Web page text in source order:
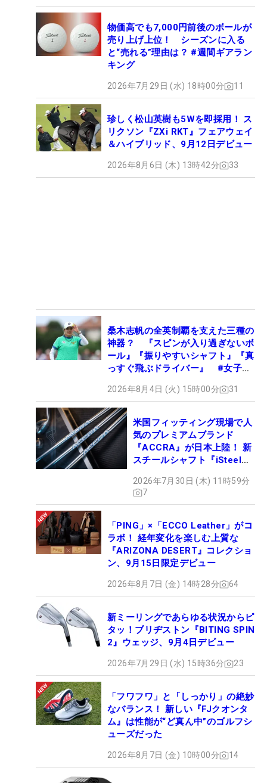
物価高でも7,000円前後のボールが
売り上げ上位！ シーズンに入る
と“売れる”理由は？ #週間ギアラン
キング
2026年7月29日 (水) 18時00分 11
珍しく松山英樹も5Wを即採用！ ス
リクソン『ZXi RKT』フェアウェイ
＆ハイブリッド、9月12日デビュー
2026年8月6日 (木) 13時42分 33
桑木志帆の全英制覇を支えた三種の
神器？ 『スピンが入り過ぎないボ
ール』『振りやすいシャフト』『真
っすぐ飛ぶドライバー』 #女子プ
2026年8月4日 (火) 15時00分 31
米国フィッティング現場で人
気のプレミアムブランド
『ACCRA』が日本上陸！ 新
スチールシャフト『iSteel
2026年7月30日 (木) 11時59分
7
「PING」×「ECCO Leather」がコ
ラボ！ 経年変化を楽しむ上質な
『ARIZONA DESERT』コレクショ
ン、9月15日限定デビュー
2026年8月7日 (金) 14時28分 64
新ミーリングであらゆる状況からピ
タッ！ブリヂストン『BITING SPIN
2』ウェッジ、9月4日デビュー
2026年7月29日 (水) 15時36分 23
「フワフワ」と「しっかり」の絶妙
なバランス！ 新しい『FJクオンタ
ム』は性能が“ど真ん中”のゴルフシ
ューズだった
2026年8月7日 (金) 10時00分 14